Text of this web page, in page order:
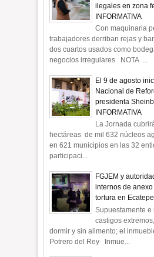
ilegales en zona
INFORMATIVA
Con maquinaria
trabajadores derriban rejas y
dos cuartos usados como
negocios irregulares NOTA ...
El 9 de agosto
Nacional de
presidenta
INFORMATIVA
La Jornada
hectáreas de mil 632 núcleos
en 621 municipios en las 32
participaci...
FGJEM y
internos de
tortura en
Supuestamente e
castigos
dormir y sin alimento; el
Potrero del Rey Inmue...